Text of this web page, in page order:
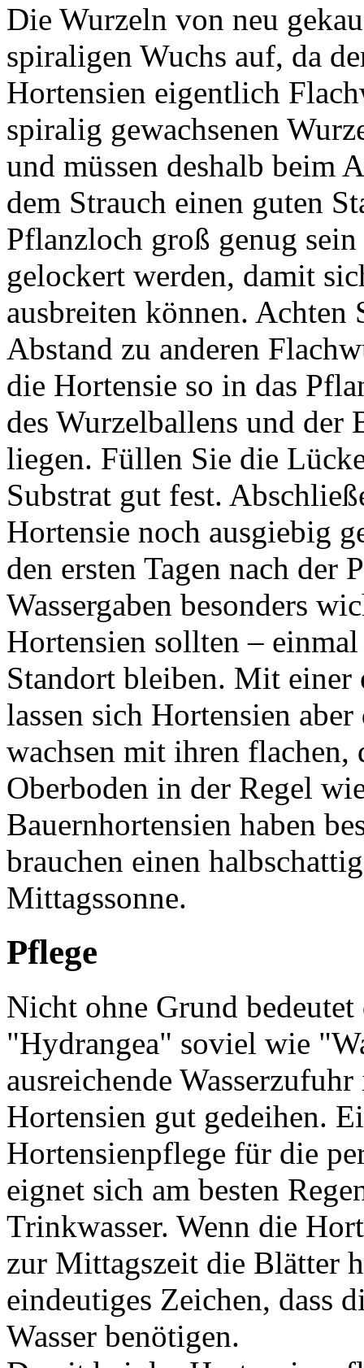
Die Wurzeln von neu
spiraligen Wuchs auf, da
Hortensien eigentlich
spiralig gewachsenen
und müssen deshalb beim
dem Strauch einen guten
Pflanzloch groß genug
gelockert werden, damit
ausbreiten können. Achten
Abstand zu anderen
die Hortensie so in das
des Wurzelballens und der
liegen. Füllen Sie die
Substrat gut fest.
Hortensie noch ausgiebig
den ersten Tagen nach der
Wassergaben besonders
Hortensien sollten –
Standort bleiben. Mit einer
lassen sich Hortensien
wachsen mit ihren
Oberboden in der Regel
Bauernhortensien haben
brauchen einen
Mittagssonne.
Pflege
Nicht ohne Grund bedeutet
"Hydrangea" soviel wie
ausreichende
Hortensien gut gedeihen.
Hortensienpflege für die
eignet sich am besten
Trinkwasser. Wenn die
zur Mittagszeit die Blätter
eindeutiges Zeichen, dass
Wasser benötigen.